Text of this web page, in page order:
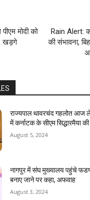
मोदी को
खड़गे
Rain Alert:
की संभावना,
राज्यपाल थावरचंद गहलोत
में कर्नाटक के सीएम सिद्धारमैया की
August 5, 2024
नागपुर में संघ मुख्यालय पहुंचे
बनाए जाने पर कहा, अफवाह
August 3, 2024